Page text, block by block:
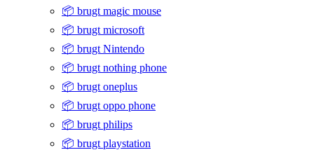
📦 brugt magic mouse
📦 brugt microsoft
📦 brugt Nintendo
📦 brugt nothing phone
📦 brugt oneplus
📦 brugt oppo phone
📦 brugt philips
📦 brugt playstation